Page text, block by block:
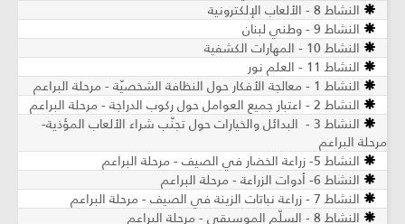
النشاط 8 - الألعاب الإلكترونية
النشاط 9 - وطني لبنان
النشاط 10 - المهارات الكشفية
النشاط 11 - العلم نور
النشاط 1 - معالجة الأفكار حول النظافة الشخصيّة - مرحلة البراعم
النشاط 2 - اعتبار جميع العوامل حول ركوب الدراجة - مرحلة البراعم
النشاط 3 - البدائل والخيارات حول تجنّب شراء الألعاب المؤذية-
مرحلة البراعم
النشاط 5- زراعة الخضار في الصيف - مرحلة البراعم
النشاط 6- أدوات الزراعة - مرحلة البراعم
النشاط 7 - زراعة نباتات الزينة في الصيف ​- مرحلة البراعم
النشاط 8 - السلّم الموسيقي - مرحلة البراعم